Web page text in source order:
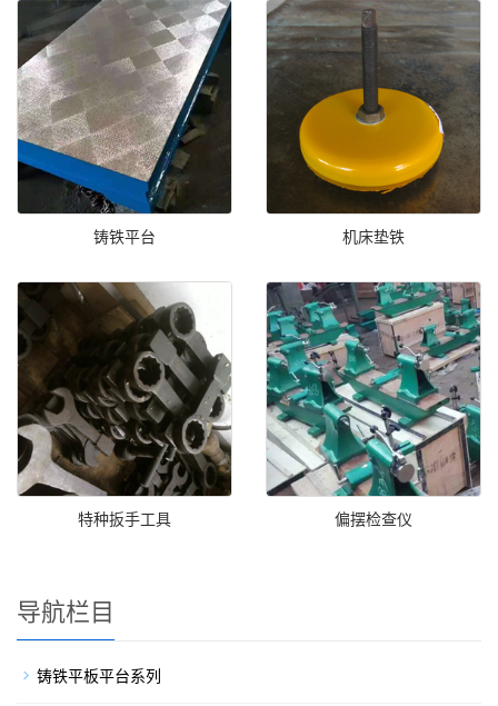
铸铁平台 机床垫铁
特种扳手工具 偏摆检查仪
导航栏目
铸铁平板平台系列